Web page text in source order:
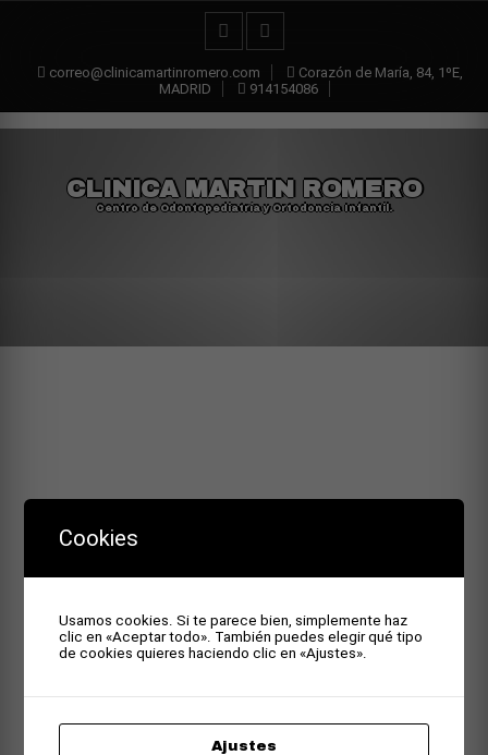
correo@clinicamartinromero.com
Corazón de María, 84, 1ºE,
MADRID
914154086
CLINICA MARTIN ROMERO
Centro de Odontopediatría y Ortodoncia Infantil.
Cookies
Usamos cookies. Si te parece bien, simplemente haz
clic en «Aceptar todo». También puedes elegir qué tipo
de cookies quieres haciendo clic en «Ajustes».
Ajustes